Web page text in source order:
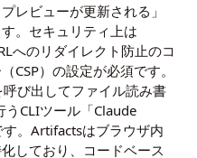
レビューが更新される」
。セキュリティ上は
へのリダイレクト防止のコ
CSP）の設定が必須です。
び出してファイル読み書
CLIツール「Claude
。Artifactsはブラウザ内
しており、コードベース